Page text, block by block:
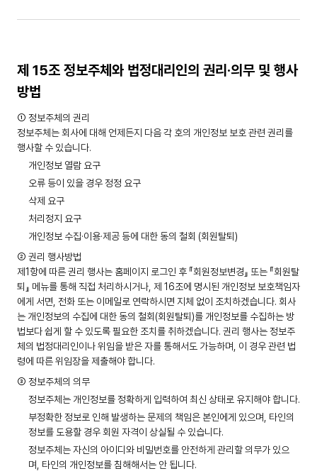
제 15조 정보주체와 법정대리인의 권리·의무 및 행사
방법
① 정보주체의 권리
정보주체는 회사에 대해 언제든지 다음 각 호의 개인정보 보호 관련 권리를
행사할 수 있습니다.
개인정보 열람 요구
오류 등이 있을 경우 정정 요구
삭제 요구
처리정지 요구
개인정보 수집·이용·제공 등에 대한 동의 철회 (회원탈퇴)
② 권리 행사방법
제1항에 따른 권리 행사는 홈페이지 로그인 후 『회원정보변경』 또는 『회원탈
퇴』 메뉴를 통해 직접 처리하시거나, 제 16조에 명시된 개인정보 보호책임자
에게 서면, 전화 또는 이메일로 연락하시면 지체 없이 조치하겠습니다. 회사
는 개인정보의 수집에 대한 동의 철회(회원탈퇴)를 개인정보를 수집하는 방
법보다 쉽게 할 수 있도록 필요한 조치를 취하겠습니다. 권리 행사는 정보주
체의 법정대리인이나 위임을 받은 자를 통해서도 가능하며, 이 경우 관련 법
령에 따른 위임장을 제출해야 합니다.
③ 정보주체의 의무
정보주체는 개인정보를 정확하게 입력하여 최신 상태로 유지해야 합니다.
부정확한 정보로 인해 발생하는 문제의 책임은 본인에게 있으며, 타인의
정보를 도용할 경우 회원 자격이 상실될 수 있습니다.
정보주체는 자신의 아이디와 비밀번호를 안전하게 관리할 의무가 있으
며, 타인의 개인정보를 침해해서는 안 됩니다.